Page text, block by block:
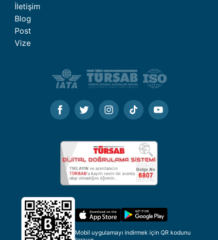
İletişim
Blog
Post
Vize
Mobil uygulamayı indirmek için QR kodunu